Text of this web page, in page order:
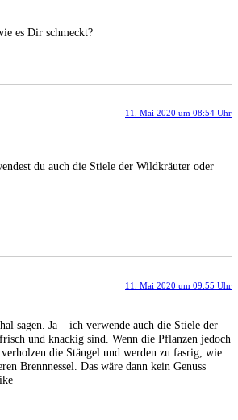
es Dir schmeckt?
11. Mai 2020 um 08:54 Uhr
du auch die Stie­le der Wild­kräu­ter oder
11. Mai 2020 um 09:55 Uhr
sagen. Ja – ich ver­wen­de auch die Stie­le der
und kna­ckig sind. Wenn die Pflan­zen jedoch
die Stän­gel und wer­den zu fas­rig, wie
Brenn­nes­sel. Das wäre dann kein Genuss